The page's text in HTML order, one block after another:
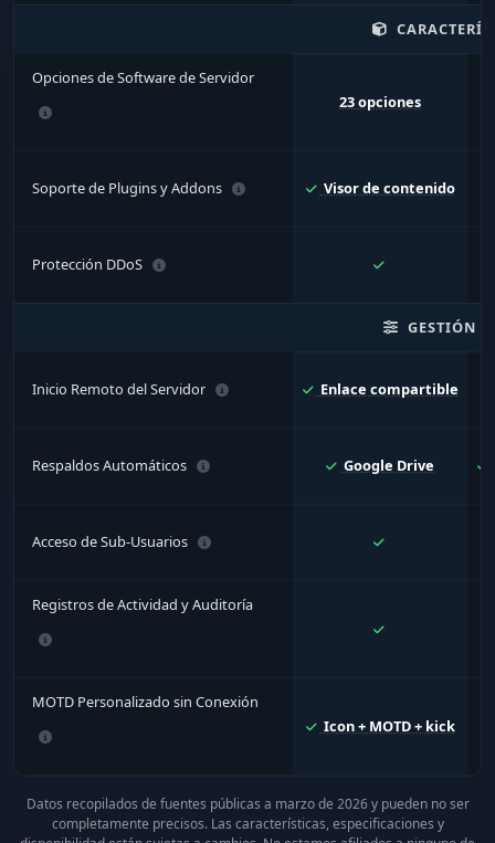
Opciones de Software de Servidor
23 opciones
Soporte de Plugins y Addons Visor de contenido
Protección DDoS
GESTIÓN
Inicio Remoto del Servidor Enlace compartible
Respaldos Automáticos Google Drive
Acceso de Sub-Usuarios
Registros de Actividad y Auditoría
MOTD Personalizado sin Conexión
Icon + MOTD + kick
Datos recopilados de fuentes públicas a marzo de 2026 y pueden no ser
completamente precisos. Las características, especificaciones y